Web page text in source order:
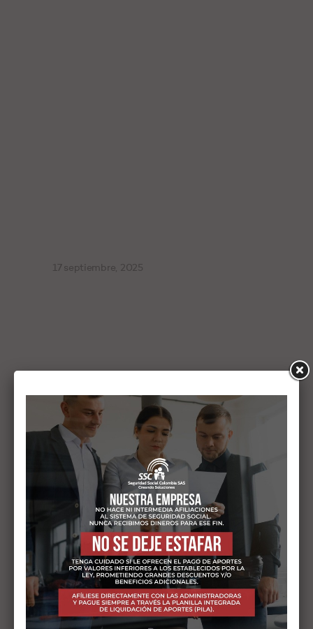
17 septiembre, 2025
Contratos con Empleada de
Servicio Doméstico en 2025:
Todo lo que Debes Saber
La Reforma Laboral 2023 (Ley 2101 de 2021)
implementó cambios radicales en la
formalización de trabajadores de servicio
doméstico en…